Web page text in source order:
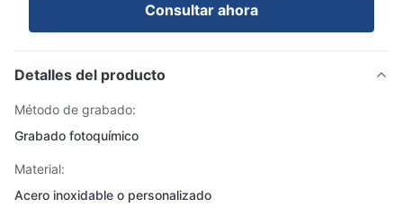
Consultar ahora
Detalles del producto
Método de grabado:
Grabado fotoquímico
Material:
Acero inoxidable o personalizado